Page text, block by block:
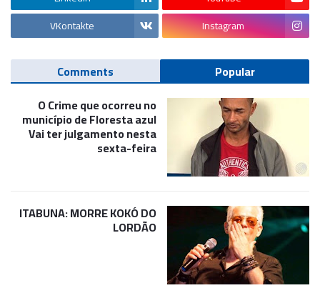
Instagram
VKontakte
Popular
Comments
O Crime que ocorreu no
município de Floresta azul
Vai ter julgamento nesta
sexta-feira
ITABUNA: MORRE KOKÓ DO
LORDÃO